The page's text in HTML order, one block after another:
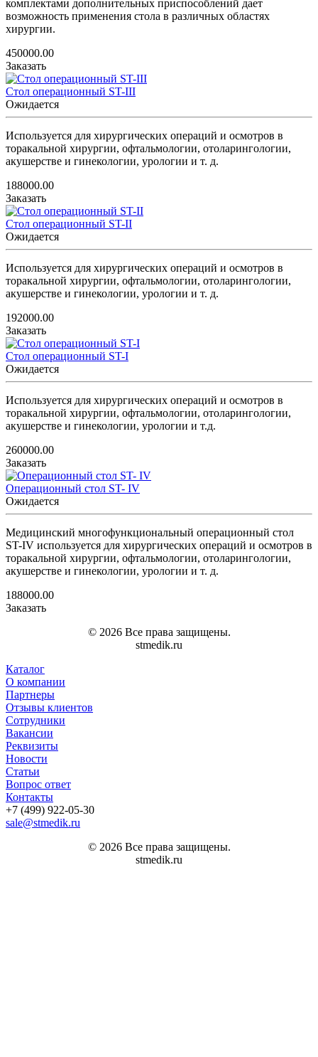
комплектами дополнительных приспособлений дает
возможность применения стола в различных областях
хирургии.
450000.00
Заказать
Стол операционный ST-III
Ожидается
Используется для хирургических операций и осмотров в
торакальной хирургии, офтальмологии, отоларингологии,
акушерстве и гинекологии, урологии и т. д.
188000.00
Заказать
Стол операционный ST-II
Ожидается
Используется для хирургических операций и осмотров в
торакальной хирургии, офтальмологии, отоларингологии,
акушерстве и гинекологии, урологии и т. д.
192000.00
Заказать
Стол операционный ST-I
Ожидается
Используется для хирургических операций и осмотров в
торакальной хирургии, офтальмологии, отоларингологии,
акушерстве и гинекологии, урологии и т.д.
260000.00
Заказать
Операционный стол ST- IV
Ожидается
Медицинский многофункциональный операционный стол
ST-IV используется для хирургических операций и осмотров в
торакальной хирургии, офтальмологии, отоларингологии,
акушерстве и гинекологии, урологии и т. д.
188000.00
Заказать
© 2026 Все права защищены.
stmedik.ru
Каталог
О компании
Партнеры
Отзывы клиентов
Сотрудники
Вакансии
Реквизиты
Новости
Статьи
Вопрос ответ
Контакты
+7 (499) 922-05-30
sale@stmedik.ru
© 2026 Все права защищены.
stmedik.ru